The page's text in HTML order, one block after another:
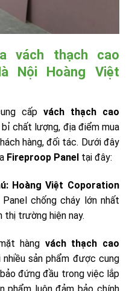
vách thạch cao
Nội Hoàng Việt
cấp vách thạch cao
chất lượng, địa điểm mua
hàng, đối tác. Dưới đây
Fireproop Panel tại đây:
Hoàng Việt Coporation
chống cháy lớn nhất
trường hiện nay.
hàng vách thạch cao
nhiều sản phẩm được cung
đứng đầu trong việc lắp
phẩm luôn đảm bảo chính